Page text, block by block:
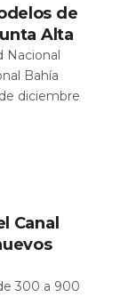
de
Alta
Nacional
Bahía
diciembre
Canal
300 a 900